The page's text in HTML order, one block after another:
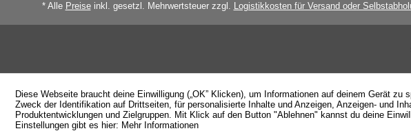
* Alle Preiseinkl. gesetzl. Mehrwertsteuer zzgl. Logistikkosten für Versand oder
Diese Webseite braucht deine Einwilligung („OK” Klicken), um Informationen auf deinem Gerät
Zweck der Identifikation auf Drittseiten, für personalisierte Inhalte und Anzeigen, Anzeigen- und
Produktentwicklungen und Zielgruppen. Mit Klick auf den Button "Ablehnen" kannst du deine
Einstellungen gibt es hier: Mehr Informationen